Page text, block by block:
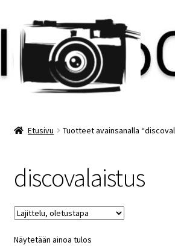
Siirry
navigointiin
Siirry
sisältöön
Minun tilini
Ostoskori
Etusivu Tuotteet avainsanalla
discovalaistus
Näytetään ainoa tulos